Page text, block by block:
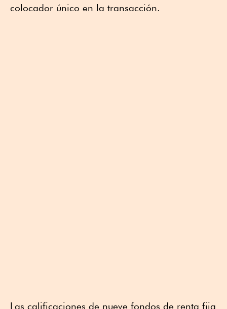
colocador único en la transacción.
Las calificaciones de nueve fondos de renta fija